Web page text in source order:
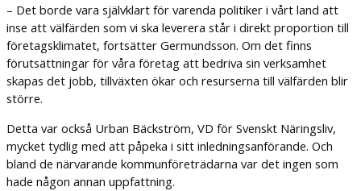
– Det borde vara självklart för varenda politiker i vårt land att
inse att välfärden som vi ska leverera står i direkt proportion till
företagsklimatet, fortsätter Germundsson. Om det finns
förutsättningar för våra företag att bedriva sin verksamhet
skapas det jobb, tillväxten ökar och resurserna till välfärden blir
större.
Detta var också Urban Bäckström, VD för Svenskt Näringsliv,
mycket tydlig med att påpeka i sitt inledningsanförande. Och
bland de närvarande kommunföreträdarna var det ingen som
hade någon annan uppfattning.